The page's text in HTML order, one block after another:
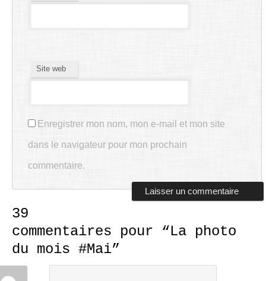
Site web
Enregistrer mon nom, mon e-mail et mon site
dans le navigateur pour mon prochain
commentaire.
39
commentaires pour “La photo
du mois #Mai”